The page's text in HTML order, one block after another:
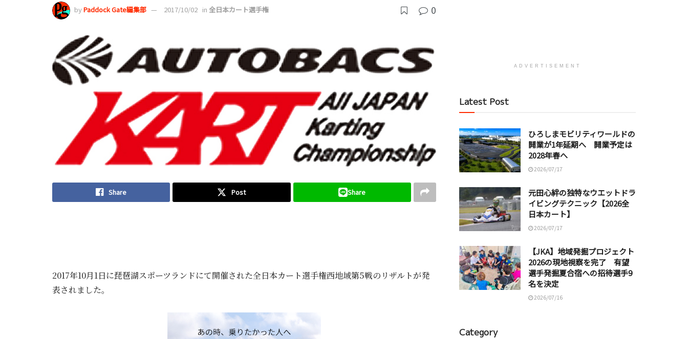
byPaddock Gate編集部 2017/10/02 in 全日本カート選手権 0
Share Post Share
2017年10月1日に琵琶湖スポーツランドにて開催された全日本カート選手権西地域第5戦のリザルトが発
表されました。
ADVERTISEMENT
Latest Post
ひろしまモビリティワールドの
開業が1年延期へ 開業予定は
2028年春へ
2026/07/17
元田心絆の独特なウエットドラ
イビングテクニック【2026全
日本カート】
2026/07/17
【JKA】地域発掘プロジェクト
2026の現地視察を完了 有望
選手発掘夏合宿への招待選手9
名を決定
2026/07/16
Category